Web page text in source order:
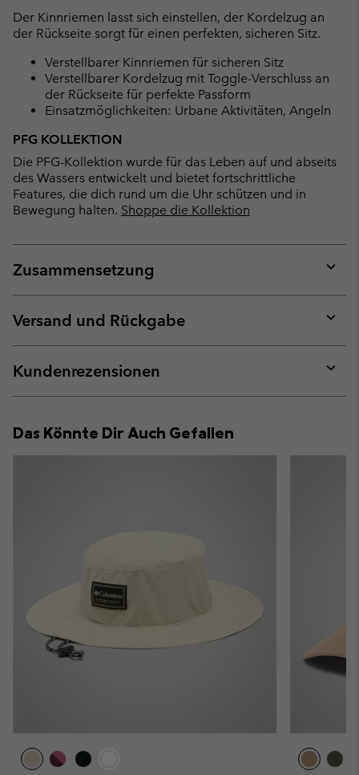
Der Kinnriemen lasst sich einstellen, der Kordelzug an
der Rückseite sorgt für einen perfekten, sicheren Sitz.
Verstellbarer Kinnriemen für sicheren Sitz
Verstellbarer Kordelzug mit Toggle-Verschluss an
der Rückseite für perfekte Passform
Einsatzmöglichkeiten: Urbane Aktivitäten, Angeln
PFG KOLLEKTION
Die PFG-Kollektion wurde für das Leben auf und abseits
des Wassers entwickelt und bietet fortschrittliche
Features, die dich rund um die Uhr schützen und in
Bewegung halten. Shoppe die Kollektion
Zusammensetzung
or
Versand und Rückgabe
or
Kundenrezensionen
or
Das Könnte Dir Auch Gefallen